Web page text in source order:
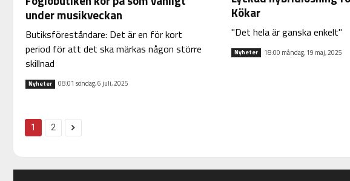
under musikveckan
Butiksföreståndare: Det är en för kort
period för att det ska märkas någon större
skillnad
Nyheter 08:01 söndag, 6 juli, 2025
Kökar
"Det hela är ganska enkelt"
Nyheter 18:00 måndag, 19 maj, 2025
1 2